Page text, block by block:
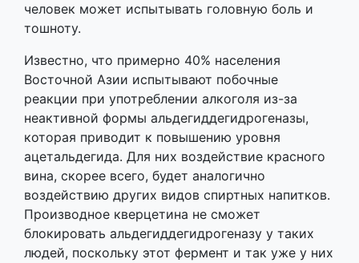
человек может испытывать головную боль и
тошноту.
Известно, что примерно 40% населения
Восточной Азии испытывают побочные
реакции при употреблении алкоголя из-за
неактивной формы альдегиддегидрогеназы,
которая приводит к повышению уровня
ацетальдегида. Для них воздействие красного
вина, скорее всего, будет аналогично
воздействию других видов спиртных напитков.
Производное кверцетина не сможет
блокировать альдегиддегидрогеназу у таких
людей, поскольку этот фермент и так уже у них